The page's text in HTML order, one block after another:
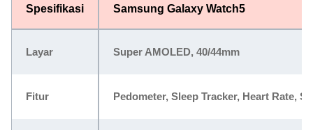
Spesifikasi Samsung Galaxy Watch5
Layar Super AMOLED, 40/44mm
Fitur Pedometer, Sleep Tracker, Heart Rate,